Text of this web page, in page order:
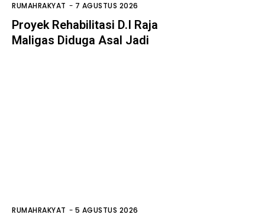
RUMAHRAKYAT - 7 AGUSTUS 2026
Proyek Rehabilitasi D.I Raja
Maligas Diduga Asal Jadi
RUMAHRAKYAT - 5 AGUSTUS 2026